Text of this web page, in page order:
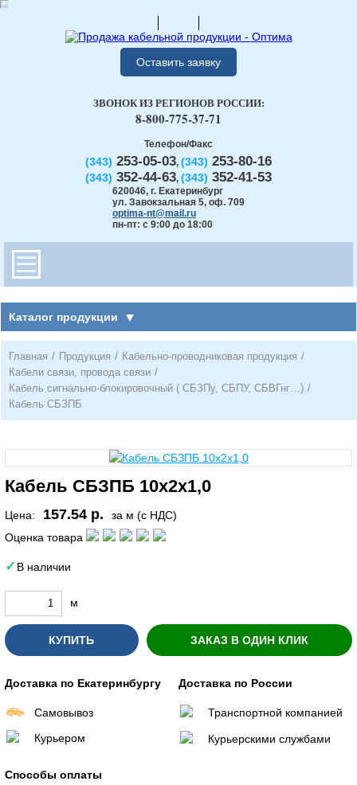
Оставить заявку
Телефон/Факс
(343) 253-05-03, (343) 253-80-16
(343) 352-44-63, (343) 352-41-53
620046, г. Екатеринбург
ул. Завокзальная 5, оф. 709
optima-nt@mail.ru
пн-пт: с 9:00 до 18:00
ЗВОНОК ИЗ РЕГИОНОВ РОССИИ:
8-800-775-37-71
Каталог продукции
Главная / Продукция / Кабельно-проводниковая продукция /
Кабели связи, провода связи /
Кабель сигнально-блокировочный ( СБЗПу, СБПУ, СБВГнг…) /
Кабель СБЗПБ
Кабель СБЗПБ 10х2х1,0
Цена: 157.54 р.
за м (с НДС)
Оценка товара
В наличии
м
КУПИТЬ ЗАКАЗ В ОДИН КЛИК
Доставка по Екатеринбургу
Самовывоз
Курьером
Доставка по России
Транспортной компанией
Курьерскими службами
Способы оплаты